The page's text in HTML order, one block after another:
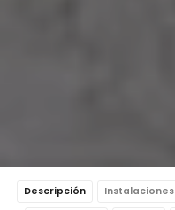
Descripción Instalaciones